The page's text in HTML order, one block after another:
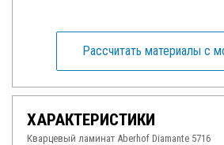
Рассчитать материалы с
ХАРАКТЕРИСТИКИ
Кварцевый ламинат Aberhof Diamante 5716